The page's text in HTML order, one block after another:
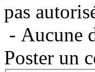
pas
- Aucune
Poster un